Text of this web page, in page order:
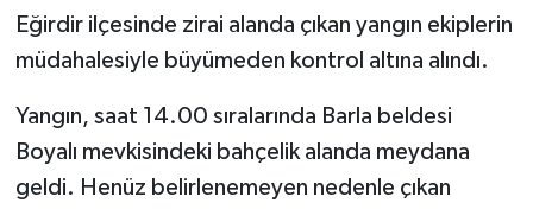
Eğirdir ilçesinde zirai alanda çıkan yangın ekiplerin
müdahalesiyle büyümeden kontrol altına alındı.
Yangın, saat 14.00 sıralarında Barla beldesi
Boyalı mevkisindeki bahçelik alanda meydana
geldi. Henüz belirlenemeyen nedenle çıkan